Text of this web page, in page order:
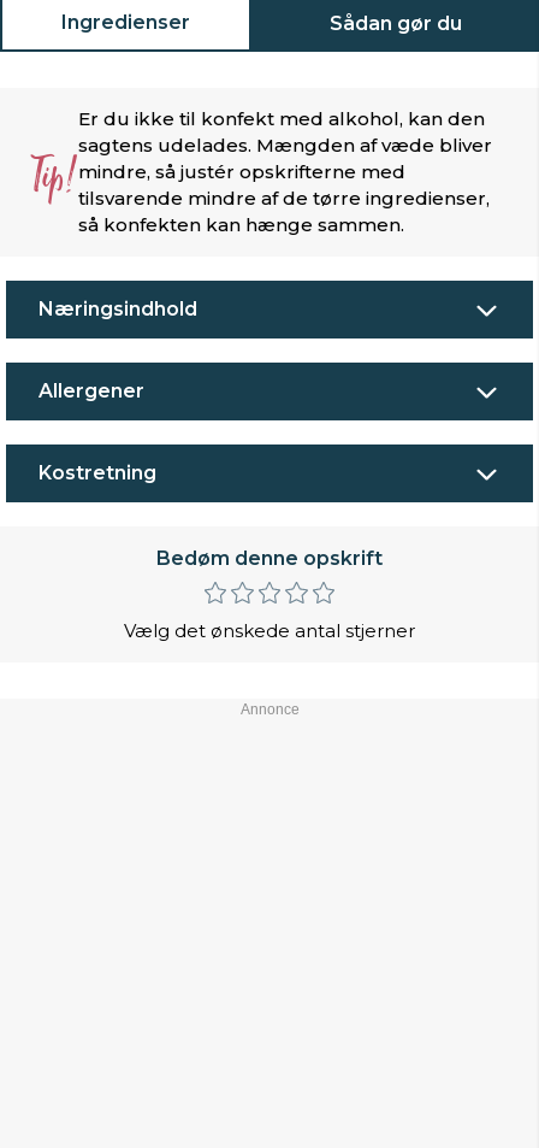
Ingredienser Sådan gør du
Tip!
Er du ikke til konfekt med alkohol, kan den
sagtens udelades. Mængden af væde bliver
mindre, så justér opskrifterne med
tilsvarende mindre af de tørre ingredienser,
så konfekten kan hænge sammen.
Næringsindhold
Allergener
Kostretning
Bedøm denne opskrift
Vælg det ønskede antal stjerner